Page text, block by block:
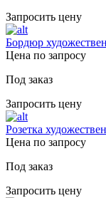
Запросить цену
Бордюр
Цена по запросу
Под заказ
Запросить цену
Розетка
Цена по запросу
Под заказ
Запросить цену